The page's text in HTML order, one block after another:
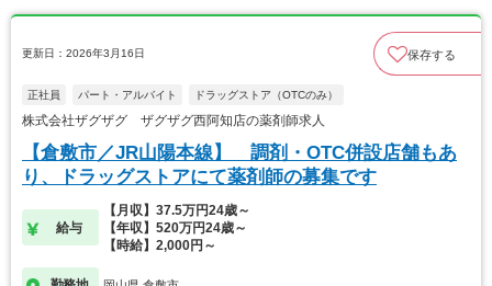
更新日：2026年3月16日 保存する
正社員 パート・アルバイト ドラッグストア（OTCのみ）
株式会社ザグザグ ザグザグ西阿知店の薬剤師求人
【倉敷市／JR山陽本線】 調剤・OTC併設店舗もあ
り、ドラッグストアにて薬剤師の募集です
給与
【月収】37.5万円24歳～
【年収】520万円24歳～
【時給】2,000円～